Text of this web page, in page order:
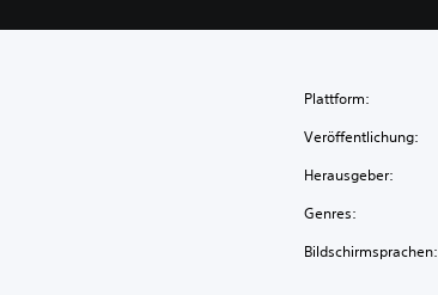
Plattform:
Veröffentlichung:
Herausgeber:
Genres:
Bildschirmsprachen: